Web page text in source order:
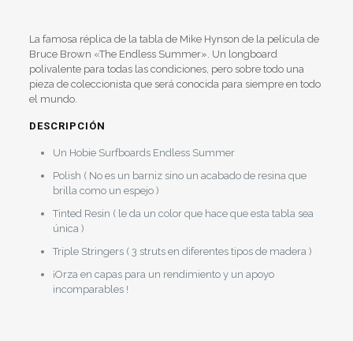
La famosa réplica de la tabla de Mike Hynson de la película de
Bruce Brown «The Endless Summer». Un longboard
polivalente para todas las condiciones, pero sobre todo una
pieza de coleccionista que será conocida para siempre en todo
el mundo.
DESCRIPCIÓN
Un Hobie Surfboards Endless Summer
Polish ( No es un barniz sino un acabado de resina que
brilla como un espejo )
Tinted Resin ( le da un color que hace que esta tabla sea
única )
Triple Stringers ( 3 struts en diferentes tipos de madera )
¡Orza en capas para un rendimiento y un apoyo
incomparables !